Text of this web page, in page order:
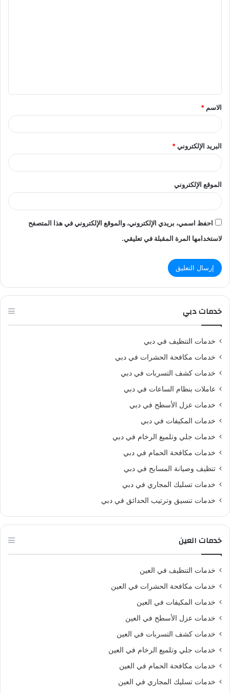
ق
*
الاسم *
البريد الإلكتروني*
الموقع الإلكتروني
احفظ اسمي، بريدي الإلكتروني، والموقع الإلكتروني في هذا المتصفح
لاستخدامها المرة المقبلة في تعليقي.
خدمات دبي
خدمات التنظيف في دبي
خدمات مكافحة الحشرات في دبي
خدمات كشف التسربات في دبي
عاملات بنظام الساعات في دبي
خدمات عزل الأسطح في دبي
خدمات المكيفات في دبي
خدمات جلي وتلميع الرخام في دبي
خدمات مكافحة الحمام في دبي
تنظيف وصيانة المسابح في دبي
خدمات تسليك المجاري في دبي
خدمات تنسيق وترتيب الحدائق في دبي
خدمات العين
خدمات التنظيف في العين
خدمات مكافحة الحشرات في العين
خدمات المكيفات في العين
خدمات عزل الأسطح في العين
خدمات كشف التسربات في العين
خدمات جلي وتلميع الرخام في العين
خدمات مكافحة الحمام في العين
خدمات تسليك المجاري في العين